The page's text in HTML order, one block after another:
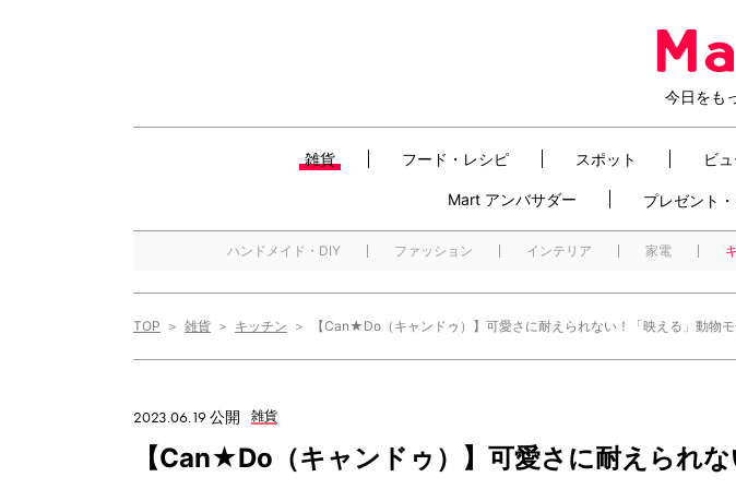
今日をも
雑貨 フード・レシピ スポット ビ
Mart アンバサダー プレゼント
ハンドメイド・DIY ファッション インテリア 家電
TOP 雑貨 キッチン 【Can★Do（キャンドゥ）】可愛さに耐えられない！「映える」動物
2023.06.19 公開 雑貨
【Can★Do（キャンドゥ）】可愛さに耐えられ